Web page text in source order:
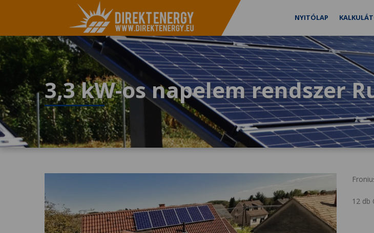
NYITÓLAP
3,3 kW-os napelem rendszer
12 db